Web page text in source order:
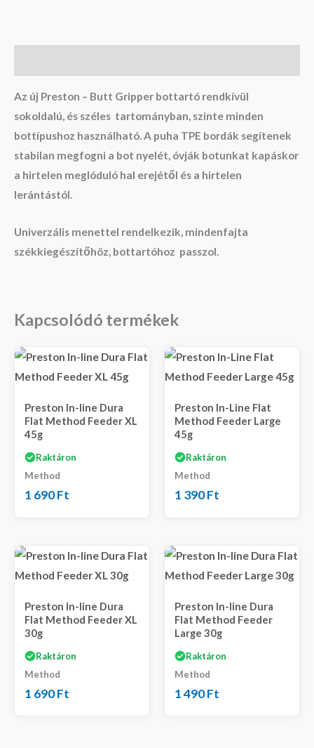
Az új Preston – Butt Gripper bottartó rendkívül
sokoldalú, és széles tartományban, szinte minden
bottípushoz használható. A puha TPE bordák segítenek
stabilan megfogni a bot nyelét, óvják botunkat kapáskor
a hirtelen meglóduló hal erejétől és a hirtelen
lerántástól.
Univerzális menettel rendelkezik, mindenfajta
székkiegészítőhöz, bottartóhoz passzol.
Kapcsolódó termékek
Preston In-line Dura
Flat Method Feeder XL
45g
Raktáron
Method
1 690Ft
Preston In-Line Flat
Method Feeder Large
45g
Raktáron
Method
1 390Ft
Preston In-line Dura
Flat Method Feeder XL
30g
Raktáron
Method
1 690Ft
Preston In-line Dura
Flat Method Feeder
Large 30g
Raktáron
Method
1 490Ft